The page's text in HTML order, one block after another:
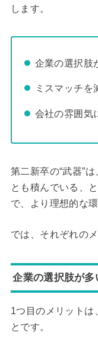
します。
企業の選択肢
ミスマッチを
会社の雰囲気
第二新卒の“武器”
とも積んでいる、
で、より理想的な
では、それぞれの
企業の選択肢が多
1つ目のメリットは
とです。